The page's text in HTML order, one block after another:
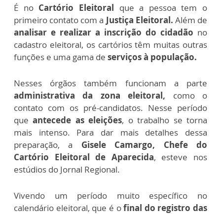
É no Cartório Eleitoral que a pessoa tem o
primeiro contato com a Justiça Eleitoral. Além de
analisar e realizar a inscrição do cidadão no
cadastro eleitoral, os cartórios têm muitas outras
funções e uma gama de serviços à população.
Nesses órgãos também funcionam a parte
administrativa da zona eleitoral, como o
contato com os pré-candidatos. Nesse período
queantecede as eleições, o trabalho se torna
mais intenso. Para dar mais detalhes dessa
preparação, a Gisele Camargo, Chefe do
Cartório Eleitoral de Aparecida, esteve nos
estúdios do Jornal Regional.
Vivendo um período muito específico no
calendário eleitoral, que é ofinal do registro das